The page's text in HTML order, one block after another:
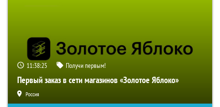
11:38:24 Получи первым!
Первый заказ в сети магазинов «Золотое Яблоко»
Россия